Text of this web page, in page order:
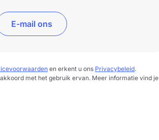
E-mail ons
en erkent u ons Privacybeleid.
met het gebruik ervan. Meer informatie vind je